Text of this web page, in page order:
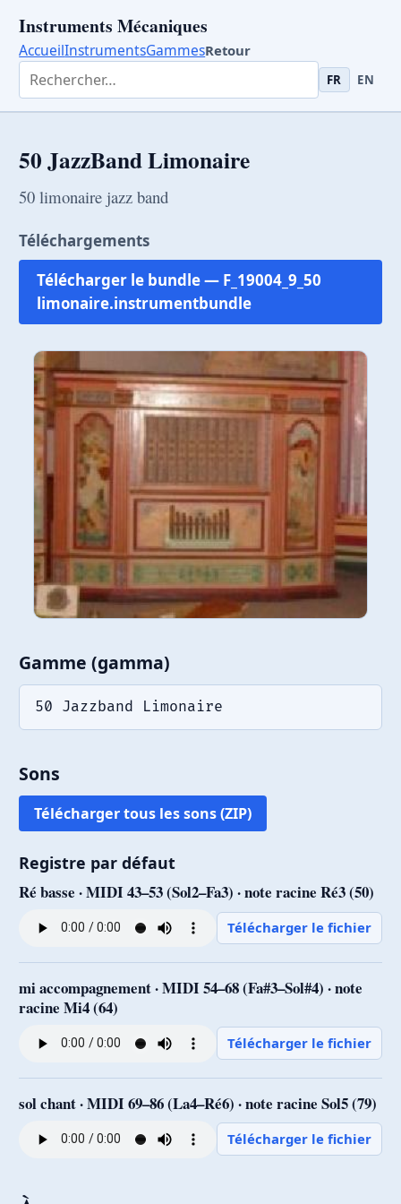
Instruments Mécaniques
AccueilInstrumentsGammesRetour
Rechercher dans les instruments FR EN
50 JazzBand Limonaire
50 limonaire jazz band
Téléchargements
Télécharger le bundle — F_19004_9_50
limonaire.instrumentbundle
Gamme (gamma)
50 Jazzband Limonaire
Sons
Télécharger tous les sons (ZIP)
Registre par défaut
Ré basse · MIDI 43–53 (Sol2–Fa3) · note racine Ré3 (50)
Télécharger le fichier
mi accompagnement · MIDI 54–68 (Fa#3–Sol#4) · note
racine Mi4 (64)
Télécharger le fichier
sol chant · MIDI 69–86 (La4–Ré6) · note racine Sol5 (79)
Télécharger le fichier